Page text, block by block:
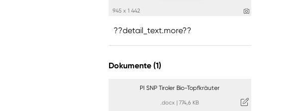
945 x 1 442
??detail_text.more??
Dokumente (1)
PI SNP Tiroler Bio-Topfkräuter
.docx |774,6 KB